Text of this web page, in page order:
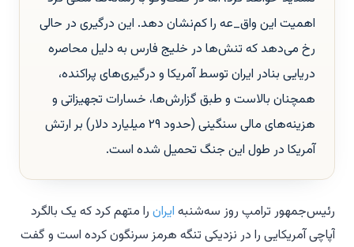
اهمیت این واق_عه را کم‌نشان دهد. این درگیری در حالی
رخ می‌دهد که تنش‌ها در خلیج فارس به دلیل محاصره
دریایی بنادر ایران توسط آمریکا و درگیری‌های پراکنده،
همچنان بالاست و طبق گزارش‌ها، خسارات تجهیزاتی و
هزینه‌های مالی سنگینی (حدود ۲۹ میلیارد دلار) بر ارتش
آمریکا در طول این جنگ تحمیل شده است.
رئیس‌جمهور ترامپ روز سه‌شنبه ایران را متهم کرد که یک بالگرد
آپاچی آمریکایی را در نزدیکی تنگه هرمز سرنگون کرده است و گفت